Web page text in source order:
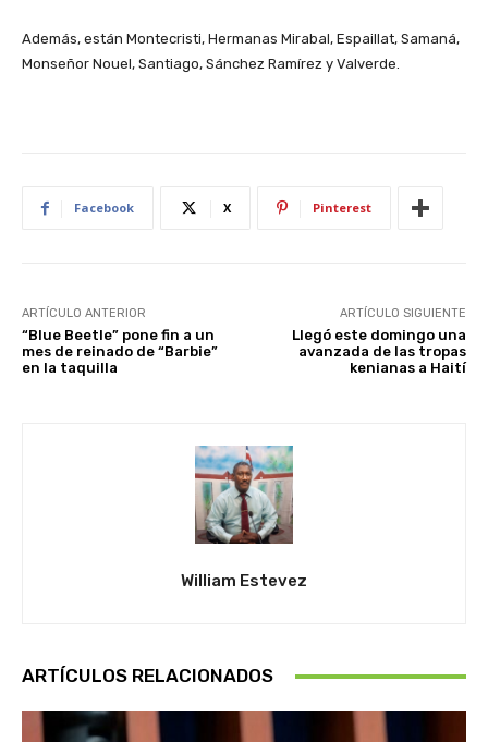
Además, están Montecristi, Hermanas Mirabal, Espaillat, Samaná,
Monseñor Nouel, Santiago, Sánchez Ramírez y Valverde.
Facebook X Pinterest
ARTÍCULO ANTERIOR
“Blue Beetle” pone fin a un
mes de reinado de “Barbie”
en la taquilla
ARTÍCULO SIGUIENTE
Llegó este domingo una
avanzada de las tropas
kenianas a Haití
William Estevez
ARTÍCULOS RELACIONADOS